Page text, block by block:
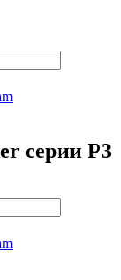
серии P3